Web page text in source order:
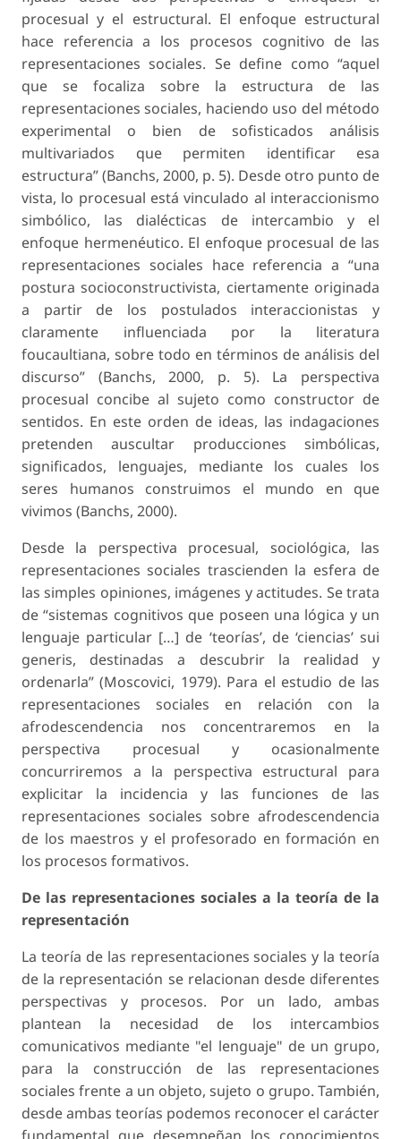
procesual y el estructural. El enfoque estructural
hace referencia a los procesos cognitivo de las
representaciones sociales. Se define como “aquel
que se focaliza sobre la estructura de las
representaciones sociales, haciendo uso del método
experimental o bien de sofisticados análisis
multivariados que permiten identificar esa
estructura” (Banchs, 2000, p. 5). Desde otro punto de
vista, lo procesual está vinculado al interaccionismo
simbólico, las dialécticas de intercambio y el
enfoque hermenéutico. El enfoque procesual de las
representaciones sociales hace referencia a “una
postura socioconstructivista, ciertamente originada
a partir de los postulados interaccionistas y
claramente influenciada por la literatura
foucaultiana, sobre todo en términos de análisis del
discurso” (Banchs, 2000, p. 5). La perspectiva
procesual concibe al sujeto como constructor de
sentidos. En este orden de ideas, las indagaciones
pretenden auscultar producciones simbólicas,
significados, lenguajes, mediante los cuales los
seres humanos construimos el mundo en que
vivimos (Banchs, 2000).
Desde la perspectiva procesual, sociológica, las
representaciones sociales trascienden la esfera de
las simples opiniones, imágenes y actitudes. Se trata
de “sistemas cognitivos que poseen una lógica y un
lenguaje particular […] de ‘teorías’, de ‘ciencias’ sui
generis, destinadas a descubrir la realidad y
ordenarla” (Moscovici, 1979). Para el estudio de las
representaciones sociales en relación con la
afrodescendencia nos concentraremos en la
perspectiva procesual y ocasionalmente
concurriremos a la perspectiva estructural para
explicitar la incidencia y las funciones de las
representaciones sociales sobre afrodescendencia
de los maestros y el profesorado en formación en
los procesos formativos.
De las representaciones sociales a la teoría de la
representación
La teoría de las representaciones sociales y la teoría
de la representación se relacionan desde diferentes
perspectivas y procesos. Por un lado, ambas
plantean la necesidad de los intercambios
comunicativos mediante "el lenguaje" de un grupo,
para la construcción de las representaciones
sociales frente a un objeto, sujeto o grupo. También,
desde ambas teorías podemos reconocer el carácter